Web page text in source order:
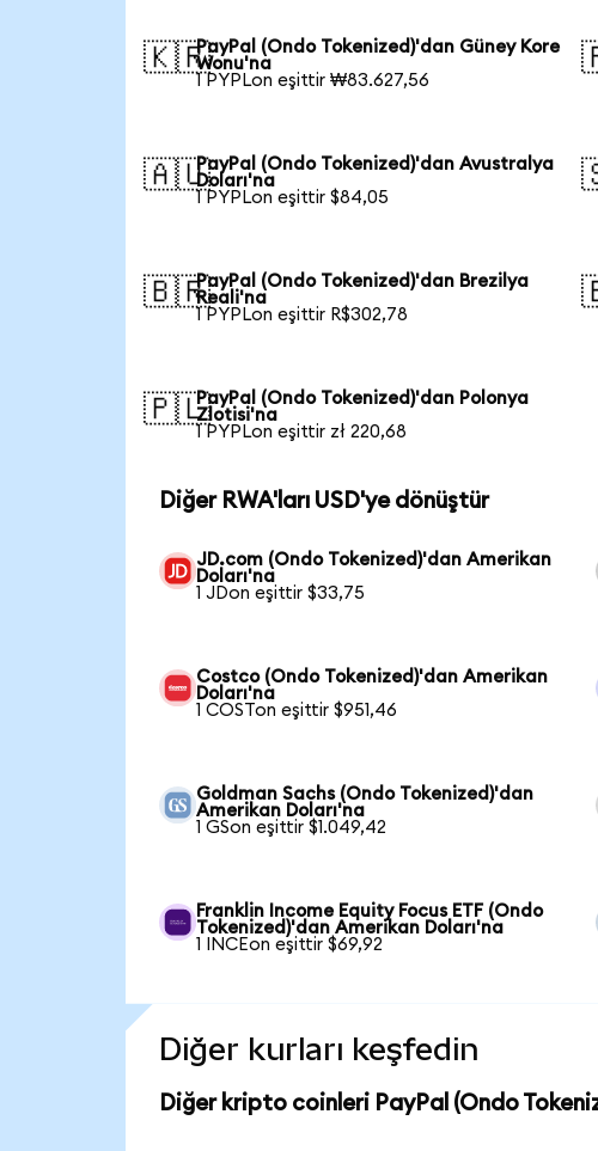
🇰🇷PayPal (Ondo Tokenized)'dan Güney Kore
Wonu'na
1 PYPLon eşittir ₩83.627,56
🇦🇺PayPal (Ondo Tokenized)'dan Avustralya
Doları'na
1 PYPLon eşittir $84,05
🇧🇷PayPal (Ondo Tokenized)'dan Brezilya
Reali'na
1 PYPLon eşittir R$302,78
🇵🇱PayPal (Ondo Tokenized)'dan Polonya
Zlotisi'na
1 PYPLon eşittir zł 220,68
Diğer RWA'ları USD'ye dönüştür
JD.com (Ondo Tokenized)'dan Amerikan
Doları'na
1 JDon eşittir $33,75
Costco (Ondo Tokenized)'dan Amerikan
Doları'na
1 COSTon eşittir $951,46
Goldman Sachs (Ondo Tokenized)'dan
Amerikan Doları'na
1 GSon eşittir $1.049,42
Franklin Income Equity Focus ETF (Ondo
Tokenized)'dan Amerikan Doları'na
1 INCEon eşittir $69,92
Diğer kurları keşfedin
Diğer kripto coinleri PayPal (Ondo